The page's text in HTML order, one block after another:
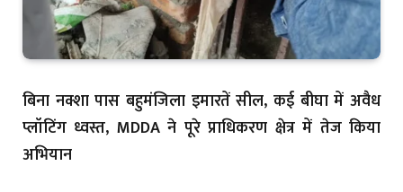
बिना नक्शा पास बहुमंजिला इमारतें सील, कई बीघा में अवैध
प्लॉटिंग ध्वस्त, MDDA ने पूरे प्राधिकरण क्षेत्र में तेज किया
अभियान